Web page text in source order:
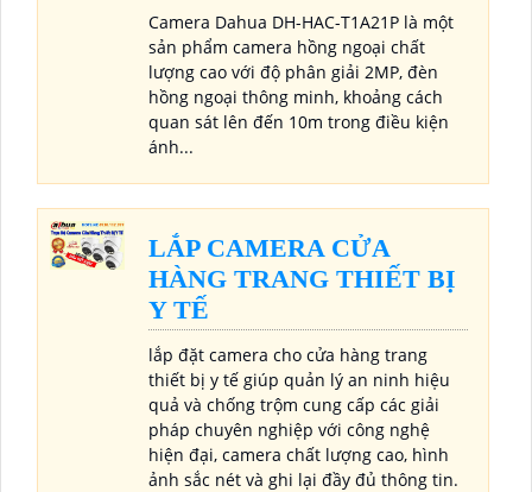
Camera Dahua DH-HAC-T1A21P là một
sản phẩm camera hồng ngoại chất
lượng cao với độ phân giải 2MP, đèn
hồng ngoại thông minh, khoảng cách
quan sát lên đến 10m trong điều kiện
ánh...
LẮP CAMERA CỬA
HÀNG TRANG THIẾT BỊ
Y TẾ
lắp đặt camera cho cửa hàng trang
thiết bị y tế giúp quản lý an ninh hiệu
quả và chống trộm cung cấp các giải
pháp chuyên nghiệp với công nghệ
hiện đại, camera chất lượng cao, hình
ảnh sắc nét và ghi lại đầy đủ thông tin.